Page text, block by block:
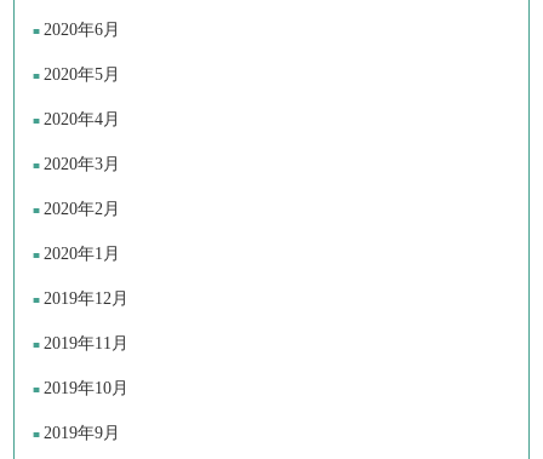
2020年6月
2020年5月
2020年4月
2020年3月
2020年2月
2020年1月
2019年12月
2019年11月
2019年10月
2019年9月